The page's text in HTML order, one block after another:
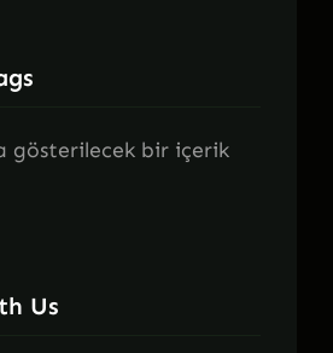
gösterilecek bir içerik
Us